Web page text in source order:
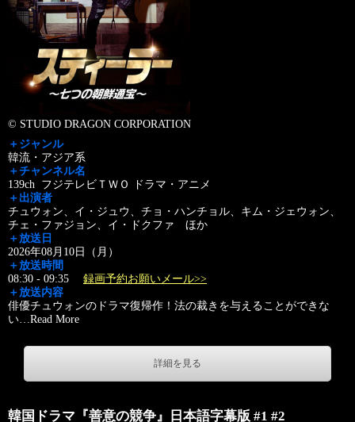
© STUDIO DRAGON CORPORATION
＋ジャンル
韓流・アジア系
＋チャンネル名
139ch フジテレビＴＷＯ ドラマ・アニメ
＋出演者
チュウォン、イ・ジュウ、チョ・ハンチョル、キム・ジェウォン、
チェ・ファジョン、イ・ドクファ ほか
＋放送日
2026年08月10日（月）
＋放送時間
08:30 - 09:35 録画予約お願いメール>>
＋放送内容
俳優チュウォンのドラマ復帰作！法の裁きを与えることができな
い…Read More
詳細を見る
韓国ドラマ『善意の競争』日本語字幕版 #1 #2